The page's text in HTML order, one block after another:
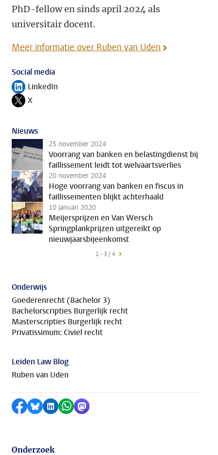
PhD-fellow en sinds april 2024 als
universitair docent.
Meer informatie over Ruben van Uden
Social media
Volg ons op
LinkedIn
Volg ons op
X
Nieuws
25 november 2024
Voorrang van banken en belastingdienst bij
faillissement leidt tot welvaartsverlies
20 november 2024
Hoge voorrang van banken en fiscus in
faillissementen blijkt achterhaald
10 januari 2020
Meijersprijzen en Van Wersch
Springplankprijzen uitgereikt op
nieuwjaarsbijeenkomst
1 - 3 / 4
Onderwijs
Goederenrecht (Bachelor 3)
Bachelorscripties Burgerlijk recht
Masterscripties Burgerlijk recht
Privatissimum: Civiel recht
Leiden Law Blog
Ruben van Uden
Delen op Facebook
Delen via Bluesky
Delen op LinkedIn
Delen via WhatsApp
Delen via Mastodon
Onderzoek